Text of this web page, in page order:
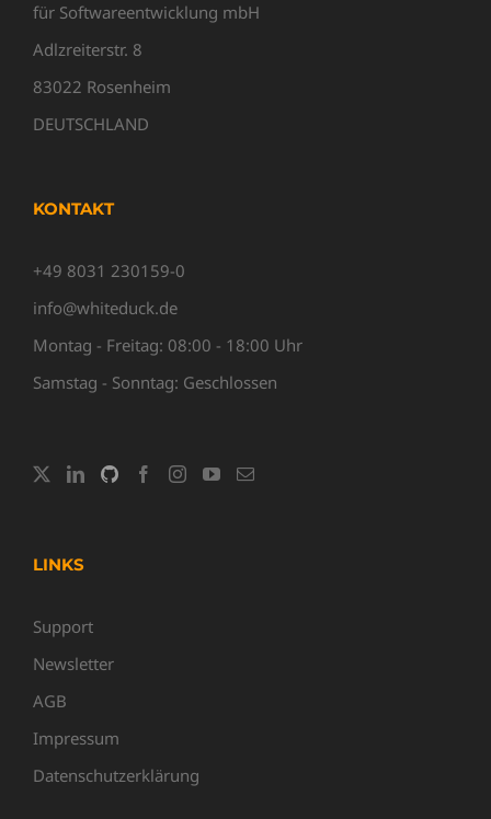
für Softwareentwicklung mbH
Adlzreiterstr. 8
83022 Rosenheim
DEUTSCHLAND
KONTAKT
+49 8031 230159-0
info@whiteduck.de
Montag - Freitag: 08:00 - 18:00 Uhr
Samstag - Sonntag: Geschlossen
LINKS
Support
Newsletter
AGB
Impressum
Datenschutzerklärung